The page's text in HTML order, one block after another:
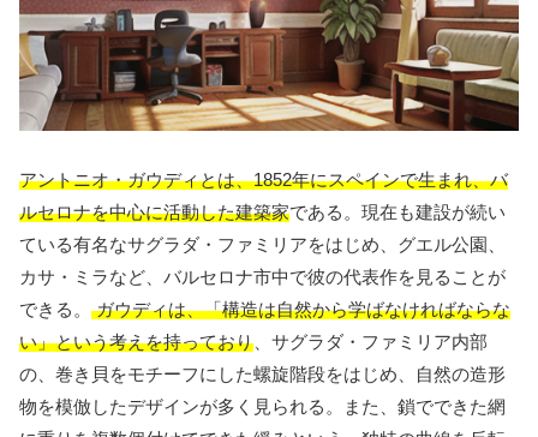
アントニオ・ガウディとは、1852年にスペインで生まれ、バ
ルセロナを中心に活動した建築家である。現在も建設が続い
ている有名なサグラダ・ファミリアをはじめ、グエル公園、
カサ・ミラなど、バルセロナ市中で彼の代表作を見ることが
できる。 ガウディは、「構造は自然から学ばなければならな
い」という考えを持っており 、サグラダ・ファミリア内部
の、巻き貝をモチーフにした螺旋階段をはじめ、自然の造形
物を模倣したデザインが多く見られる。また、鎖でできた網